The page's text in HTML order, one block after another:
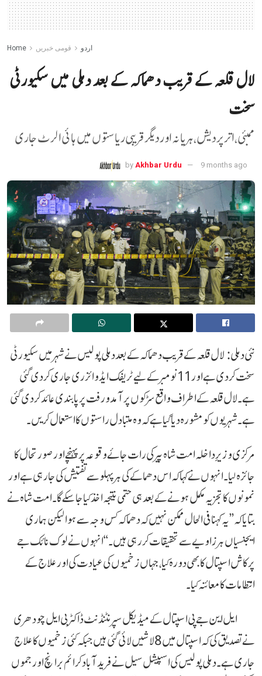
Home اردو قومی خبریں
لال قلعہ کے قریب دھماکہ کے بعد دہلی میں سکیورٹی
سخت
ممبئی، اتر پردیش، ہریانہ اور دیگر قریبی ریاستوں میں ہائی الرٹ جاری
by Akhbar Urdu 9 months ago
نئی دہلی: لال قلعہ کے قریب دھماکہ کے بعد دہلی پولیس نے شہر میں سکیورٹی
سخت کر دی ہے اور 11 نومبر کے لیے ٹریفک ایڈوائزری جاری کر دی گئی
ہے۔ لال قلعہ کے اطراف واقع سڑکوں پر آمد و رفت پر پابندی عائد کر دی گئی
ہے۔ شہریوں کو مشورہ دیا گیا ہے کہ وہ متبادل راستوں کا استعمال کریں۔
مرکزی وزیرِ داخلہ امت شاہ پیر کی رات جائے وقوعہ پر پہنچے اور صورتحال کا
جائزہ لیا۔ انہوں نے کہا کہ اس دھماکے کی ہر پہلو سے تفتیش کی جا رہی ہے اور
نمونوں کا تجزیہ مکمل ہونے کے بعد ہی حتمی نتیجہ اخذ کیا جا سکے گا۔ امت شاہ نے
بتایا کہ ’’یہ کہنا فی الحال ممکن نہیں کہ دھماکہ کس وجہ سے ہوا لیکن ہماری
ایجنسیاں ہر زاویے سے تحقیقات کر رہی ہیں۔‘‘ انہوں نے لوک نائک جے
پرکاش اسپتال کا بھی دورہ کیا، جہاں زخمیوں کی عیادت کی اور علاج کے
انتظامات کا معائنہ کیا۔
ایل این جے پی اسپتال کے میڈیکل سپرنٹنڈنٹ ڈاکٹر بی ایل چودھری
نے تصدیق کی کہ اسپتال میں 8 لاشیں لائی گئی ہیں جبکہ کئی زخمیوں کا علاج
جاری ہے۔ دہلی پولیس کی اسپیشل سیل نے فریدآباد کرائم برانچ اور جموں